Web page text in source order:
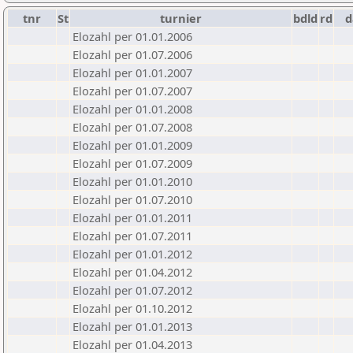
tnr St turnier bdld rd
Elozahl per 01.01.2006
Elozahl per 01.07.2006
Elozahl per 01.01.2007
Elozahl per 01.07.2007
Elozahl per 01.01.2008
Elozahl per 01.07.2008
Elozahl per 01.01.2009
Elozahl per 01.07.2009
Elozahl per 01.01.2010
Elozahl per 01.07.2010
Elozahl per 01.01.2011
Elozahl per 01.07.2011
Elozahl per 01.01.2012
Elozahl per 01.04.2012
Elozahl per 01.07.2012
Elozahl per 01.10.2012
Elozahl per 01.01.2013
Elozahl per 01.04.2013